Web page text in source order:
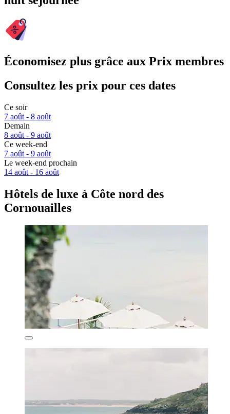
Économisez plus grâce aux Prix membres
Consultez les prix pour ces dates
Ce soir
7 août - 8 août
Demain
8 août - 9 août
Ce week-end
7 août - 9 août
Le week-end prochain
14 août - 16 août
Hôtels de luxe à Côte nord des
Cornouailles